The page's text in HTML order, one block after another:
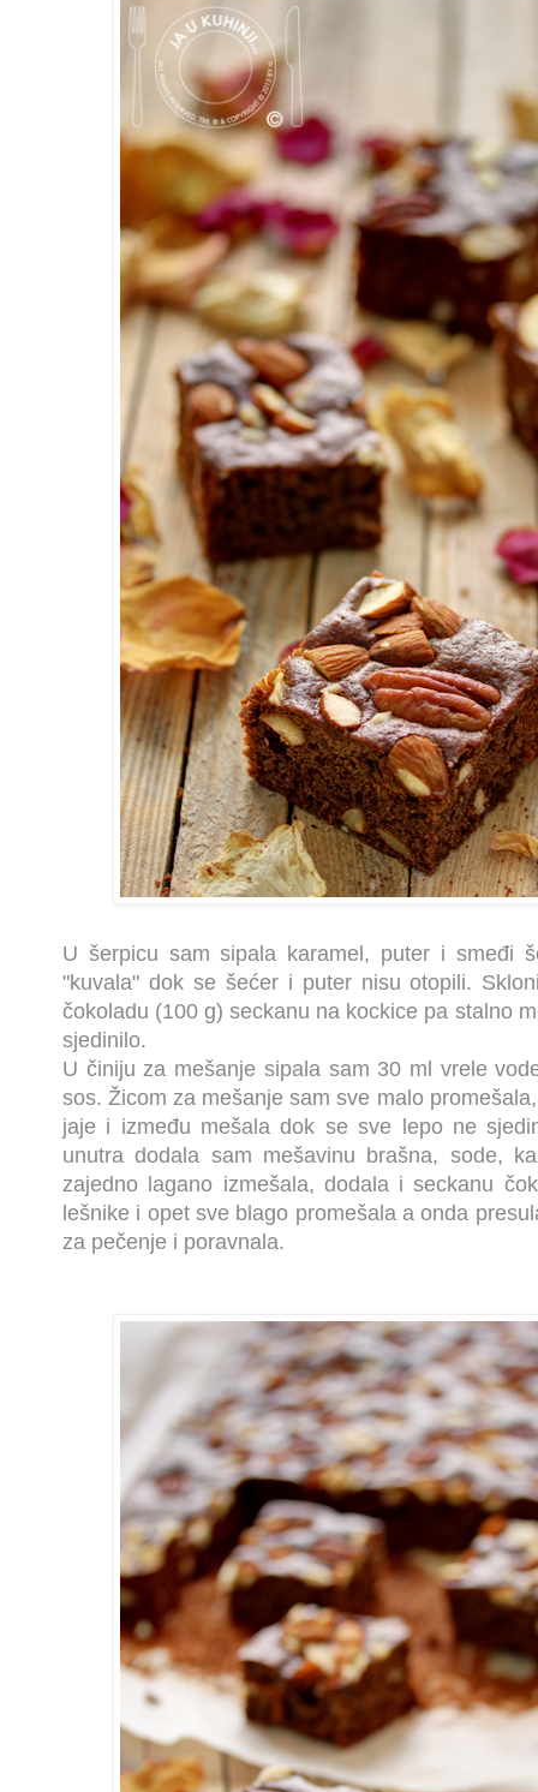
U šerpicu sam sipala karamel, puter i smeđi
"kuvala" dok se šećer i puter nisu otopili.
čokoladu (100 g) seckanu na kockice pa stalno
sjedinilo.
U činiju za mešanje sipala sam 30 ml vrele
sos. Žicom za mešanje sam sve malo
jaje i između mešala dok se sve lepo ne
unutra dodala sam mešavinu brašna, sode,
zajedno lagano izmešala, dodala i seckanu
lešnike i opet sve blago promešala a onda
za pečenje i poravnala.